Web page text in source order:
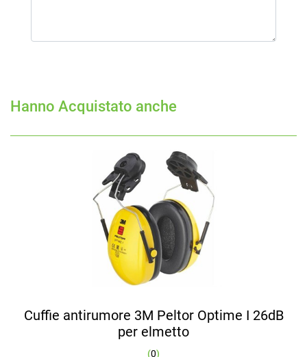
Hanno Acquistato anche
Cuffie antirumore 3M Peltor Optime I 26dB
per elmetto
(0)